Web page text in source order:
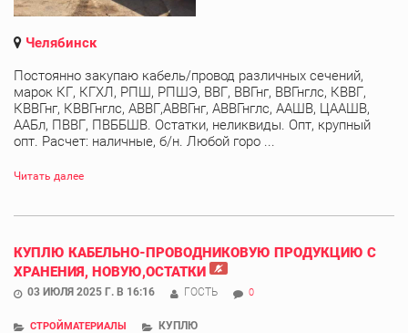
Челябинск
Постоянно закупаю кабель/провод различных сечений,
марок КГ, КГХЛ, РПШ, РПШЭ, ВВГ, ВВГнг, ВВГнглс, КВВГ,
КВВГнг, КВВГнглс, АВВГ,АВВГнг, АВВГнглс, ААШВ, ЦААШВ,
ААБл, ПВВГ, ПВББШВ. Остатки, неликвиды. Опт, крупный
опт. Расчет: наличные, б/н. Любой горо ...
Читать далее
КУПЛЮ КАБЕЛЬНО-ПРОВОДНИКОВУЮ ПРОДУКЦИЮ С
ХРАНЕНИЯ, НОВУЮ,ОСТАТКИ
03 ИЮЛЯ 2025 Г. В 16:16 ГОСТЬ 0
СТРОЙМАТЕРИАЛЫ КУПЛЮ